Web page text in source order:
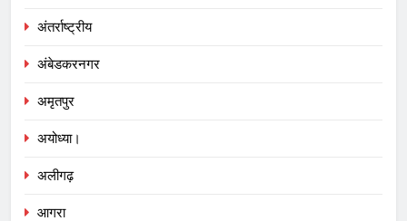
अंतर्राष्ट्रीय
अंबेडकरनगर
अमृतपुर
अयोध्या।
अलीगढ़
आगरा